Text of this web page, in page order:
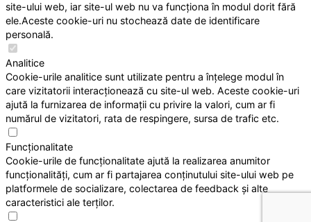
site-ului web, iar site-ul web nu va funcționa în modul dorit fără
ele.Aceste cookie-uri nu stochează date de identificare
personală.
Analitice
Cookie-urile analitice sunt utilizate pentru a înțelege modul în
care vizitatorii interacționează cu site-ul web. Aceste cookie-uri
ajută la furnizarea de informații cu privire la valori, cum ar fi
numărul de vizitatori, rata de respingere, sursa de trafic etc.
Funcționalitate
Cookie-urile de funcționalitate ajută la realizarea anumitor
funcționalități, cum ar fi partajarea conținutului site-ului web pe
platformele de socializare, colectarea de feedback și alte
caracteristici ale terților.